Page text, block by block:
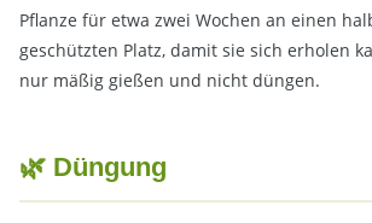
Pflanze für etwa zwei Wochen an einen
geschützten Platz, damit sie sich erholen
nur mäßig gießen und nicht düngen.
🌿 Düngung